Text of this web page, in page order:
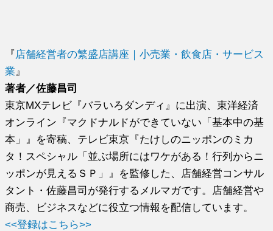
『 店舗経営者の繁盛店講座｜小売業・飲食店・サービス
業 』
著者／佐藤昌司
東京MXテレビ『バラいろダンディ』に出演、東洋経済
オンライン『マクドナルドができていない「基本中の基
本」』を寄稿、テレビ東京『たけしのニッポンのミカ
タ！スペシャル「並ぶ場所にはワケがある！行列からニ
ッポンが見えるＳＰ」』を監修した、店舗経営コンサル
タント・佐藤昌司が発行するメルマガです。店舗経営や
商売、ビジネスなどに役立つ情報を配信しています。
<<登録はこちら>>